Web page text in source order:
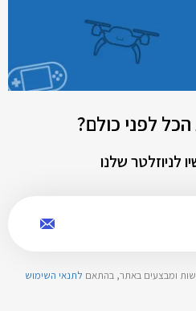
לפני כולם?
לניוזלטר שלנו
ומבצעים באתר, בהתאם לתנאי השימוש